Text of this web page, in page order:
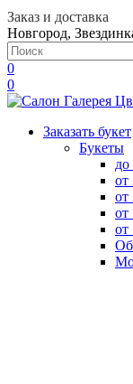
Заказ и доставка
Новгород,
0
0
Заказать букет
Букеты
до
от
от
от
от